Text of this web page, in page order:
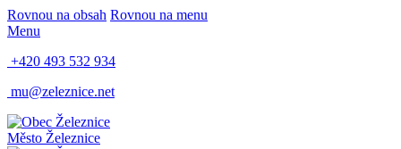
Rovnou na obsah Rovnou na menu
Menu
+420 493 532 934
mu@zeleznice.net
Město Železnice